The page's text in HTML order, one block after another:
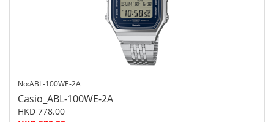
No:ABL-100WE-2A
Casio_ABL-100WE-2A
HKD 778.00